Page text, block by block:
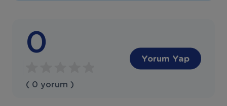
0
( 0 yorum )
Yorum Yap